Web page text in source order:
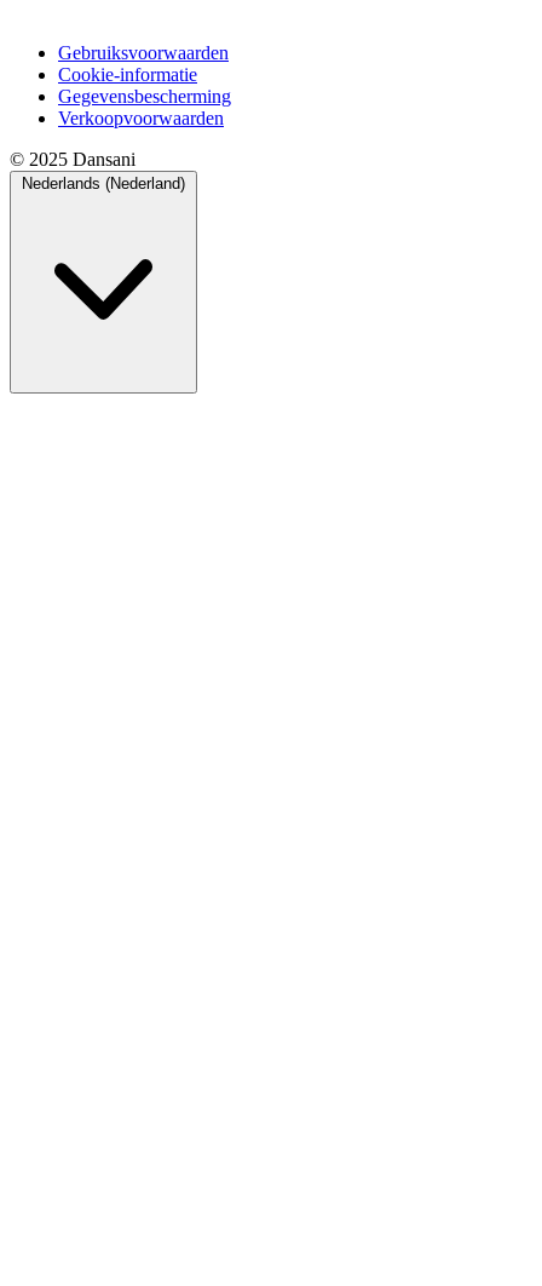
Gebruiksvoorwaarden
Cookie-informatie
Gegevensbescherming
Verkoopvoorwaarden
© 2025 Dansani
Nederlands (Nederland)